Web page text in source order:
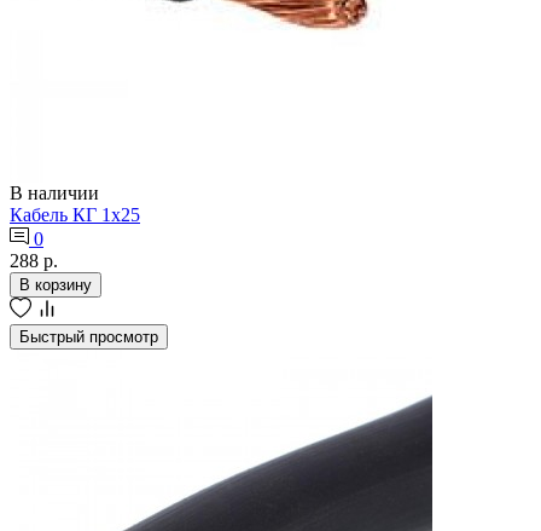
В наличии
Кабель КГ 1х25
0
288 р.
В корзину
Быстрый просмотр